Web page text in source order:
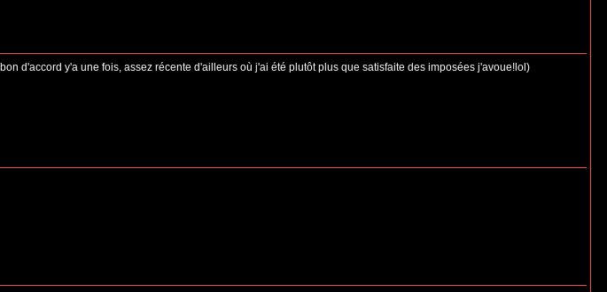
d'accord y'a une fois, assez récente d'ailleurs où j'ai été plutôt plus que satisfaite des imposées j'avoue!lol)